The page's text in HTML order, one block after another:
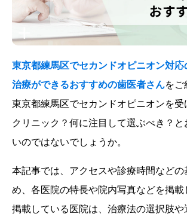
東京都練馬区でセカンドオピニオン対応
治療ができるおすすめの歯医者さんをご
東京都練馬区でセカンドオピニオンを
クリニック？何に注目して選ぶべき？
いのではないでしょうか。
本記事では、アクセスや診療時間などの
め、各医院の特長や院内写真などを掲載
掲載している医院は、治療法の選択肢